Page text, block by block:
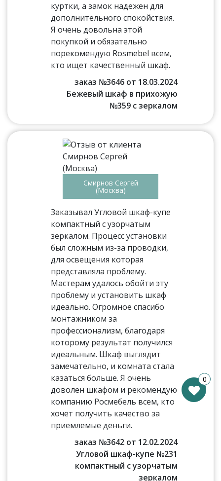
куртки, а замок надежен для
дополнительного спокойствия.
Я очень довольна этой
покупкой и обязательно
порекомендую Rosmebel всем,
кто ищет качественный шкаф.
заказ №3646 от 18.03.2024
Бежевый шкаф в прихожую
№359 с зеркалом
Смирнов Сергей
(Москва)
Заказывал Угловой шкаф-купе
компактный с узорчатым
зеркалом. Процесс установки
был сложным из-за проводки,
для освещения которая
представляла проблему.
Мастерам удалось обойти эту
проблему и установить шкаф
идеально. Огромное спасибо
монтажником за
профессионализм, благодаря
которому результат получился
идеальным. Шкаф выглядит
замечательно, и комната стала
казаться больше. Я очень
доволен шкафом и рекомендую
компанию Росмебель всем, кто
хочет получить качество за
приемлемые деньги.
заказ №3642 от 12.02.2024
Угловой шкаф-купе №231
компактный с узорчатым
зеркалом
0